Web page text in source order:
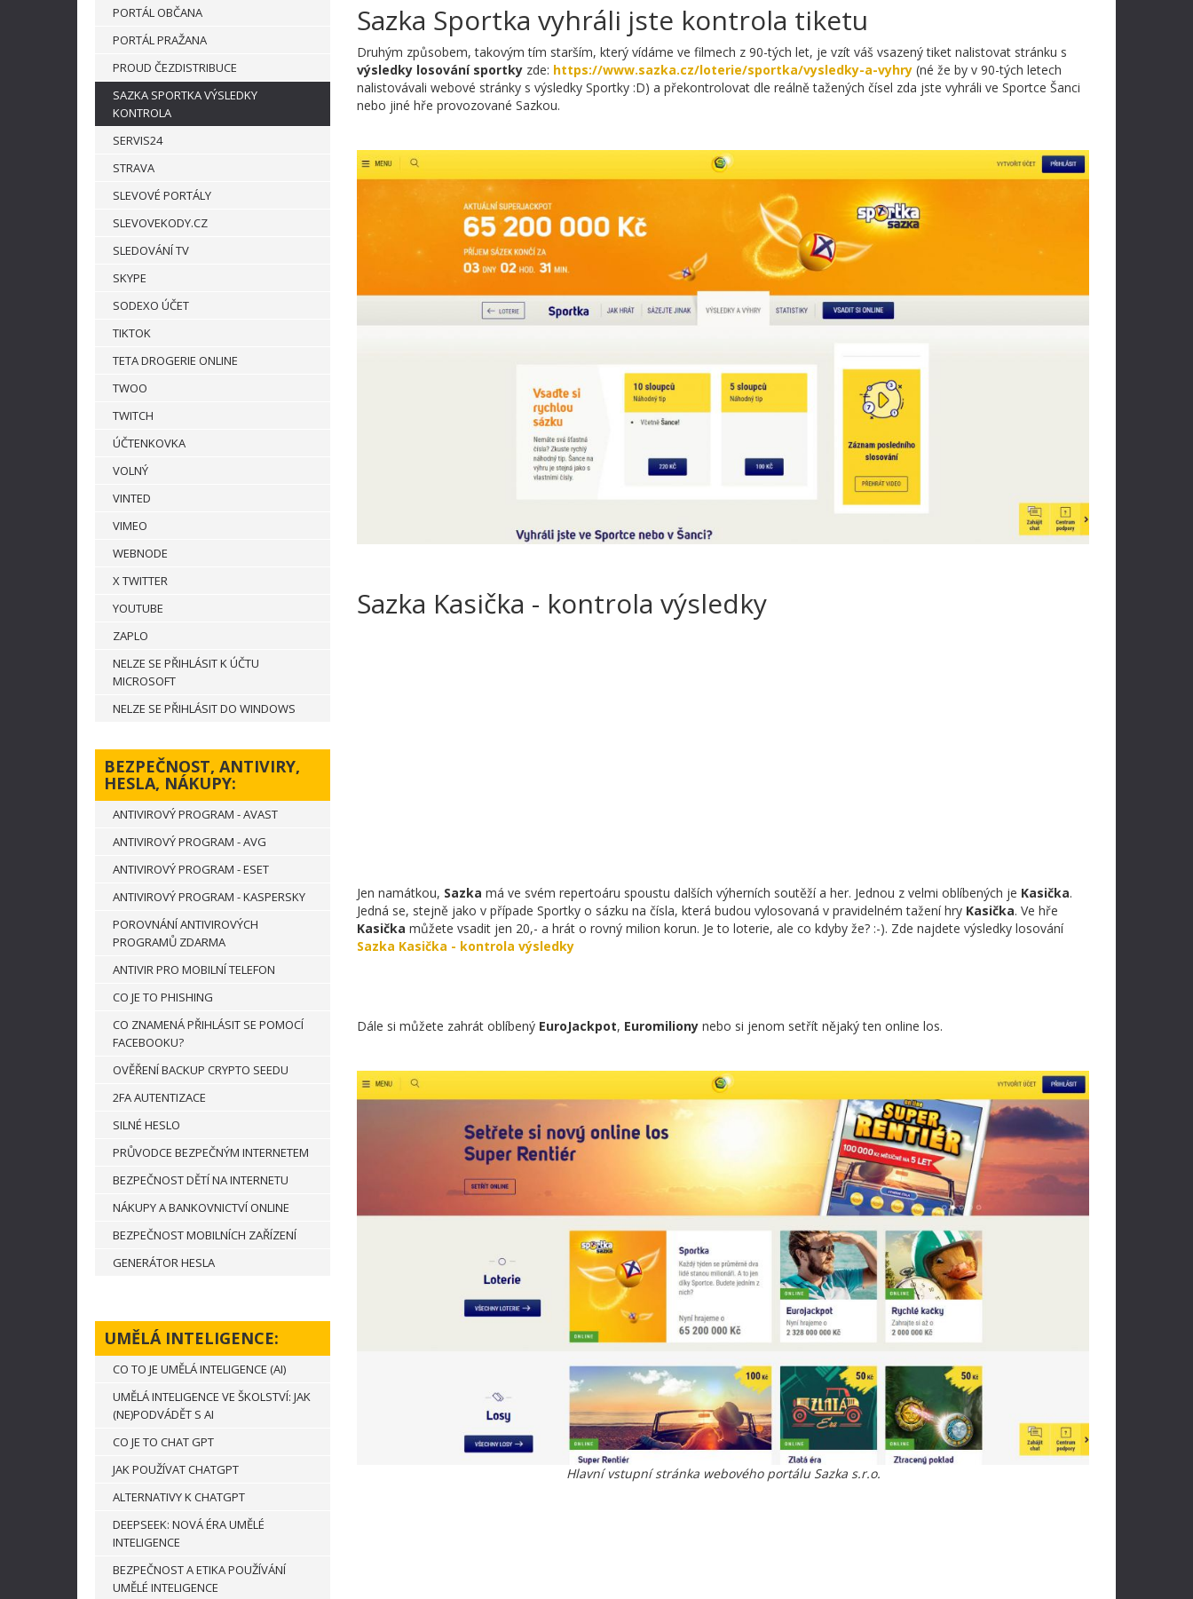
PORTÁL OBČANA
PORTÁL PRAŽANA
PROUD ČEZDISTRIBUCE
SAZKA SPORTKA VÝSLEDKY
KONTROLA
SERVIS24
STRAVA
SLEVOVÉ PORTÁLY
SLEVOVEKODY.CZ
SLEDOVÁNÍ TV
SKYPE
SODEXO ÚČET
TIKTOK
TETA DROGERIE ONLINE
TWOO
TWITCH
ÚČTENKOVKA
VOLNÝ
VINTED
VIMEO
WEBNODE
X TWITTER
YOUTUBE
ZAPLO
NELZE SE PŘIHLÁSIT K ÚČTU
MICROSOFT
NELZE SE PŘIHLÁSIT DO WINDOWS
BEZPEČNOST, ANTIVIRY,
HESLA, NÁKUPY:
ANTIVIROVÝ PROGRAM - AVAST
ANTIVIROVÝ PROGRAM - AVG
ANTIVIROVÝ PROGRAM - ESET
ANTIVIROVÝ PROGRAM - KASPERSKY
POROVNÁNÍ ANTIVIROVÝCH
PROGRAMŮ ZDARMA
ANTIVIR PRO MOBILNÍ TELEFON
CO JE TO PHISHING
CO ZNAMENÁ PŘIHLÁSIT SE POMOCÍ
FACEBOOKU?
OVĚŘENÍ BACKUP CRYPTO SEEDU
2FA AUTENTIZACE
SILNÉ HESLO
PRŮVODCE BEZPEČNÝM INTERNETEM
BEZPEČNOST DĚTÍ NA INTERNETU
NÁKUPY A BANKOVNICTVÍ ONLINE
BEZPEČNOST MOBILNÍCH ZAŘÍZENÍ
GENERÁTOR HESLA
UMĚLÁ INTELIGENCE:
CO TO JE UMĚLÁ INTELIGENCE (AI)
UMĚLÁ INTELIGENCE VE ŠKOLSTVÍ: JAK
(NE)PODVÁDĚT S AI
CO JE TO CHAT GPT
JAK POUŽÍVAT CHATGPT
ALTERNATIVY K CHATGPT
DEEPSEEK: NOVÁ ÉRA UMĚLÉ
INTELIGENCE
BEZPEČNOST A ETIKA POUŽÍVÁNÍ
UMĚLÉ INTELIGENCE
Sazka Sportka vyhráli jste kontrola tiketu
Druhým způsobem, takovým tím starším, který vídáme ve filmech z 90-tých let, je vzít váš vsazený tiket nalistovat stránku s
výsledky losování sportky zde: https://www.sazka.cz/loterie/sportka/vysledky-a-vyhry (né že by v 90-tých letech
nalistovávali webové stránky s výsledky Sportky :D) a překontrolovat dle reálně tažených čísel zda jste vyhráli ve Sportce Šanci
nebo jiné hře provozované Sazkou.
Sazka Kasička - kontrola výsledky
Jen namátkou, Sazka má ve svém repertoáru spoustu dalších výherních soutěží a her. Jednou z velmi oblíbených je Kasička.
Jedná se, stejně jako v případe Sportky o sázku na čísla, která budou vylosovaná v pravidelném tažení hry Kasička. Ve hře
Kasička můžete vsadit jen 20,- a hrát o rovný milion korun. Je to loterie, ale co kdyby že? :-). Zde najdete výsledky losování
Sazka Kasička - kontrola výsledky
Dále si můžete zahrát oblíbený EuroJackpot, Euromiliony nebo si jenom setřít nějaký ten online los.
Hlavní vstupní stránka webového portálu Sazka s.r.o.